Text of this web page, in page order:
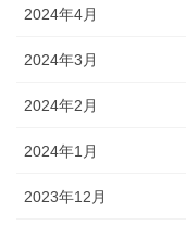
2024年4月
2024年3月
2024年2月
2024年1月
2023年12月